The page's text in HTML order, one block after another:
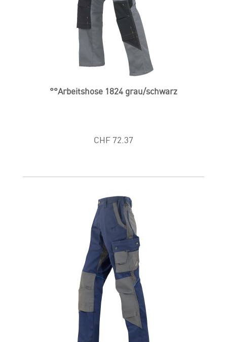
°°Arbeitshose 1824 grau/schwarz
CHF 72.37